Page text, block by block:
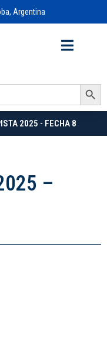
Argentina
Search Button
2025 - FECHA 8
–